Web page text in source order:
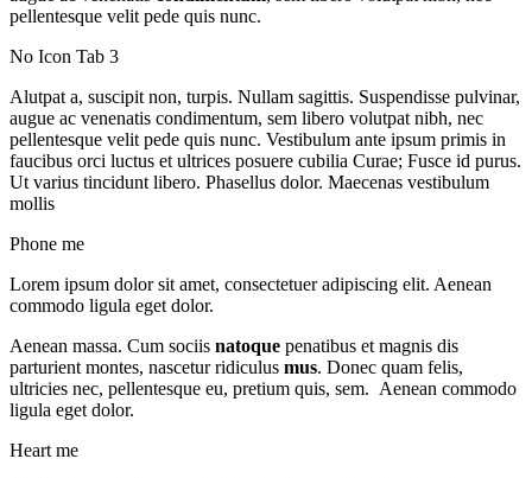
pellentesque velit pede quis nunc.
No Icon Tab 3
Alutpat a, suscipit non, turpis. Nullam sagittis. Suspendisse pulvinar,
augue ac venenatis condimentum, sem libero volutpat nibh, nec
pellentesque velit pede quis nunc. Vestibulum ante ipsum primis in
faucibus orci luctus et ultrices posuere cubilia Curae; Fusce id purus.
Ut varius tincidunt libero. Phasellus dolor. Maecenas vestibulum
mollis
Phone me
Lorem ipsum dolor sit amet, consectetuer adipiscing elit. Aenean
commodo ligula eget dolor.
Aenean massa. Cum sociis natoque penatibus et magnis dis
parturient montes, nascetur ridiculus mus. Donec quam felis,
ultricies nec, pellentesque eu, pretium quis, sem. Aenean commodo
ligula eget dolor.
Heart me